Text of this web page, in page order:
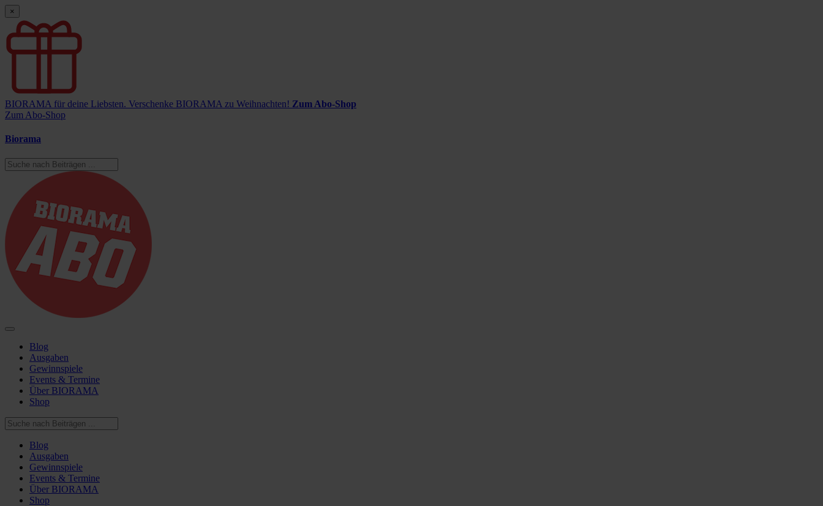
×
BIORAMA für deine Liebsten. Verschenke BIORAMA zu Weihnachten! Zum Abo-Shop
Zum Abo-Shop
Biorama
Blog
Ausgaben
Gewinnspiele
Events & Termine
Über BIORAMA
Shop
Blog
Ausgaben
Gewinnspiele
Events & Termine
Über BIORAMA
Shop